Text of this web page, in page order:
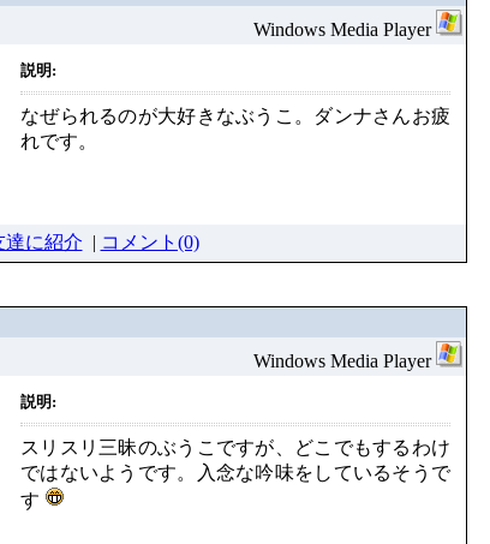
Windows Media Player
説明:
なぜられるのが大好きなぶうこ。ダンナさんお疲
れです。
達に紹介 | コメント(0)
Windows Media Player
説明:
スリスリ三昧のぶうこですが、どこでもするわけ
ではないようです。入念な吟味をしているそうで
す